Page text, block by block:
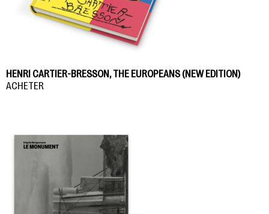
HENRI CARTIER-BRESSON, THE EUROPEANS (NEW EDITION)
ACHETER